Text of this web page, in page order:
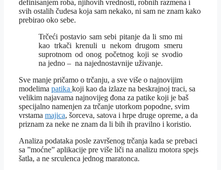
definisanjem roba, njihovih vrednosti, robnih razmena i
svih ostalih čudesa koja sam nekako, ni sam ne znam kako
prebirao oko sebe.
Trčeći postavio sam sebi pitanje da li smo mi
kao trkači krenuli u nekom drugom smeru
suprotnom od onog početnog koji se svodio
na jedno – na najednostavnije uživanje.
Sve manje pričamo o trčanju, a sve više o najnovijim
modelima patika koji kao da izlaze na beskrajnoj traci, sa
velikim najavama najnovijeg đona za patike koji je baš
specijalno namenjen za trčanje utorkom popodne, svim
vrstama majica, šorceva, satova i hrpe druge opreme, a da
priznam za neke ne znam da li bih ih pravilno i koristio.
Analiza podataka posle završenog trčanja kada se prebaci
sa ”moćne” aplikacije pre više liči na analizu motora spejs
šatla, a ne srculenca jednog maratonca.